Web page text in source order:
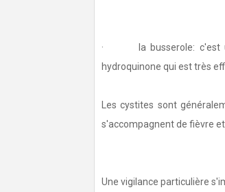
· la busserole: c'est un
hydroquinone qui est très
Les cystites sont
s'accompagnent de fièvre
Une vigilance particulière